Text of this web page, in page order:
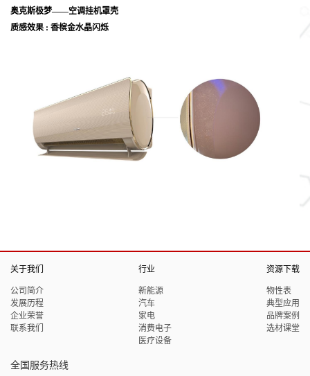
奥克斯极梦——空调挂机罩壳
质感效果 : 香槟金水晶闪烁
关于我们
公司简介
发展历程
企业荣誉
联系我们
行业
新能源
汽车
家电
消费电子
医疗设备
资源下载
物性表
典型应用
品牌案例
选材课堂
全国服务热线